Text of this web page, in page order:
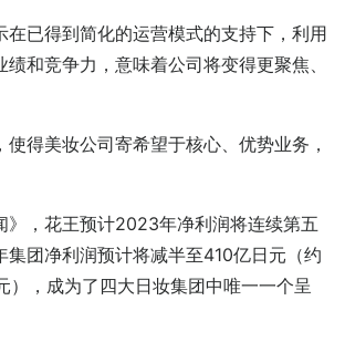
在已得到简化的运营模式的支持下，利用
和竞争力，意味着公司将变得更聚焦、
得美妆公司寄希望于核心、优势业务，
》，花王预计2023年净利润将连续第五
集团净利润预计将减半至410亿日元（约
），成为了四大日妆集团中唯一一个呈